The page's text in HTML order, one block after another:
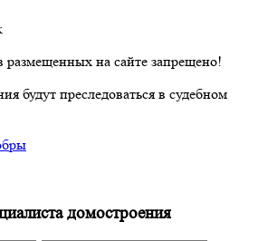
размещенных на сайте запрещено!
будут преследоваться в судебном
домостроения